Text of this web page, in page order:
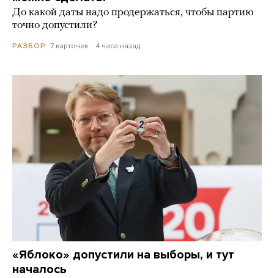
До какой даты надо продержаться, чтобы партию
точно допустили?
РАЗБОР 7 карточек 4 часа назад
«Яблоко» допустили на выборы, и тут
началось